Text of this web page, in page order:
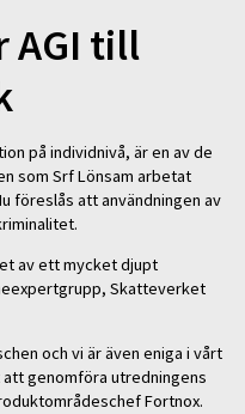
AGI till
på individnivå, är en av de
som Srf Lönsam arbetat
föreslås att användningen av
av ett mycket djupt
Skatteverket
och vi är även eniga i vårt
genomföra utredningens
Fortnox.